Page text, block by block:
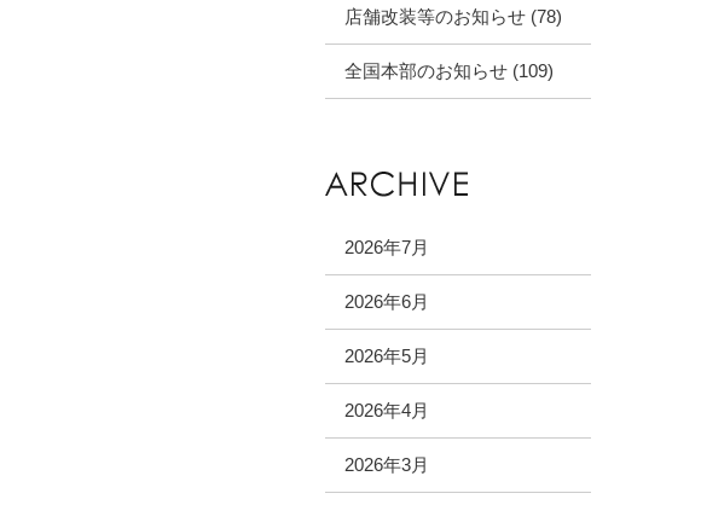
店舗改装等のお知らせ (78)
全国本部のお知らせ (109)
2026年7月
2026年6月
2026年5月
2026年4月
2026年3月